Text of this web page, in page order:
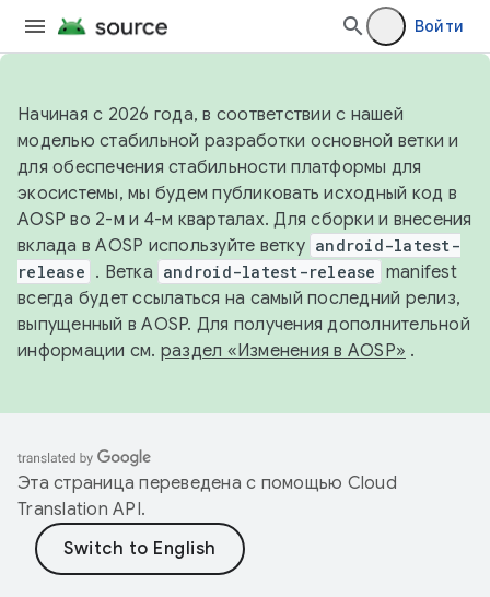
Войти
Начиная с 2026 года, в соответствии с нашей
моделью стабильной разработки основной ветки и
для обеспечения стабильности платформы для
экосистемы, мы будем публиковать исходный код в
AOSP во 2-м и 4-м кварталах. Для сборки и внесения
вклада в AOSP используйте ветку android-latest-
release . Ветка android-latest-release manifest
всегда будет ссылаться на самый последний релиз,
выпущенный в AOSP. Для получения дополнительной
информации см. раздел «Изменения в AOSP» .
Эта страница переведена с помощью Cloud
Translation API.